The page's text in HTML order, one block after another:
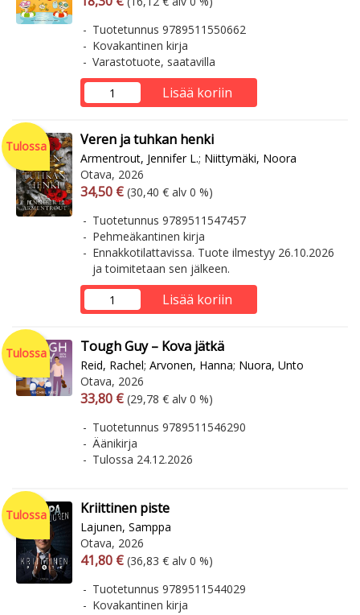
Tuotetunnus 9789511550662
Kovakantinen kirja
Varastotuote, saatavilla
Lisää koriin
Tulossa Veren ja tuhkan henki
Armentrout, Jennifer L.; Niittymäki, Noora
Otava, 2026
Arvonlisäverollinen hinta
34,50 € Arvonlisäveroton hinta
(30,40 € alv 0 %)
Tuotetunnus 9789511547457
Pehmeäkantinen kirja
Ennakkotilattavissa. Tuote ilmestyy 26.10.2026
ja toimitetaan sen jälkeen.
Lisää koriin
Tulossa Tough Guy – Kova jätkä
Reid, Rachel; Arvonen, Hanna; Nuora, Unto
Otava, 2026
Arvonlisäverollinen hinta
33,80 € Arvonlisäveroton hinta
(29,78 € alv 0 %)
Tuotetunnus 9789511546290
Äänikirja
Tulossa 24.12.2026
Tulossa Kriittinen piste
Lajunen, Samppa
Otava, 2026
Arvonlisäverollinen hinta
41,80 € Arvonlisäveroton hinta
(36,83 € alv 0 %)
Tuotetunnus 9789511544029
Kovakantinen kirja